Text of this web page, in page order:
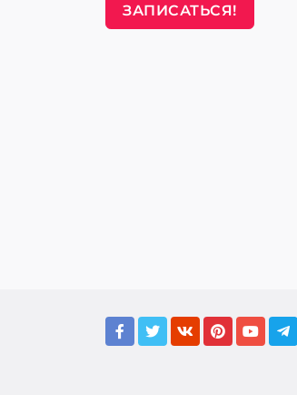
ЗАПИСАТЬСЯ!